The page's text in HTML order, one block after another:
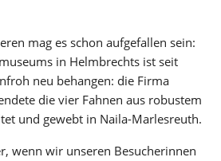
mag es schon aufgefallen sein:
in Helmbrechts ist seit
neu behangen: die Firma
die vier Fahnen aus robustem
und gewebt in Naila-Marlesreuth.
wenn wir unseren Besucherinnen